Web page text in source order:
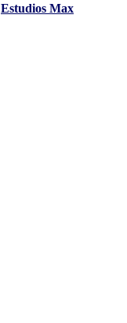
Estudios Max